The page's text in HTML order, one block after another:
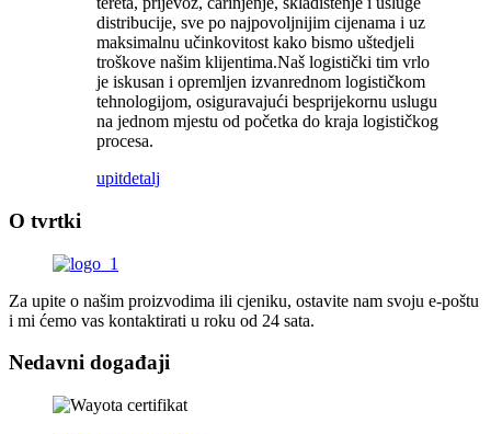
distribucije, sve po najpovoljnijim cijenama i uz
maksimalnu učinkovitost kako bismo uštedjeli
troškove našim klijentima.Naš logistički tim vrlo
je iskusan i opremljen izvanrednom logističkom
tehnologijom, osiguravajući besprijekornu uslugu
na jednom mjestu od početka do kraja logističkog
procesa.
upitdetalj
O tvrtki
Za upite o našim proizvodima ili cjeniku, ostavite nam svoju e-poštu
i mi ćemo vas kontaktirati u roku od 24 sata.
Nedavni događaji